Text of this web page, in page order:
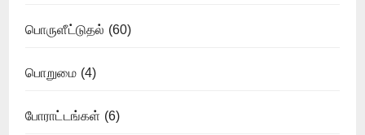
பொருளீட்டுதல் (60)
பொறுமை (4)
போராட்டங்கள் (6)